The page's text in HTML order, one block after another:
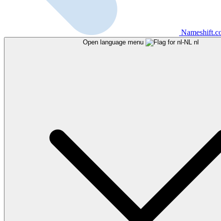
Open language menu nl